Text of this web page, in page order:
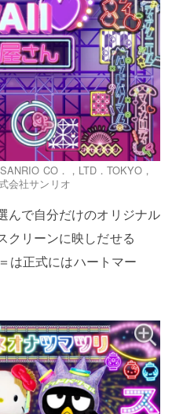
CO．，LTD．TOKYO，
会社サンリオ
んで自分だけのオリジナル
クリーンに映しだせる
は正式にはハートマー